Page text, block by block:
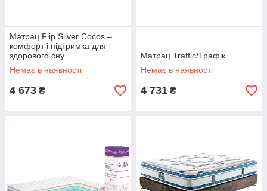
Матрац Flip Silver Cocos –
комфорт і підтримка для
здорового сну
Немає в наявності
4 673 ₴
Матрац Traffic/Трафік
Немає в наявності
4 731 ₴